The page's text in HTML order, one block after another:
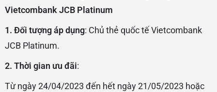
Vietcombank JCB Platinum
1. Đối tượng áp dụng: Chủ thẻ quốc tế Vietcombank
JCB Platinum.
2. Thời gian ưu đãi:
Từ ngày 24/04/2023 đến hết ngày 21/05/2023 hoặc